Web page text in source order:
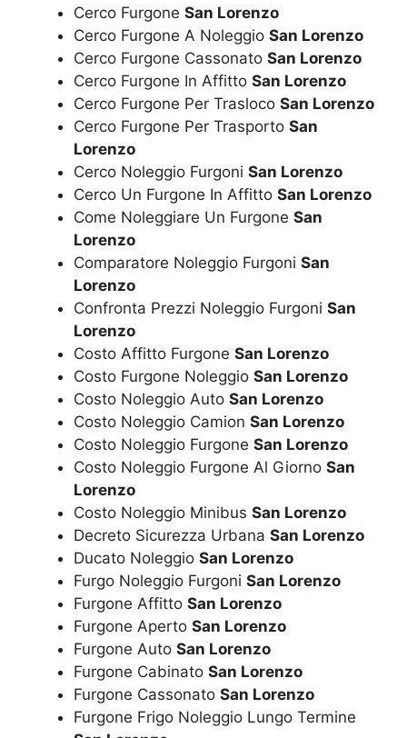
Cerco Furgone San Lorenzo
Cerco Furgone A Noleggio San Lorenzo
Cerco Furgone Cassonato San Lorenzo
Cerco Furgone In Affitto San Lorenzo
Cerco Furgone Per Trasloco San Lorenzo
Cerco Furgone Per Trasporto San
Lorenzo
Cerco Noleggio Furgoni San Lorenzo
Cerco Un Furgone In Affitto San Lorenzo
Come Noleggiare Un Furgone San
Lorenzo
Comparatore Noleggio Furgoni San
Lorenzo
Confronta Prezzi Noleggio Furgoni San
Lorenzo
Costo Affitto Furgone San Lorenzo
Costo Furgone Noleggio San Lorenzo
Costo Noleggio Auto San Lorenzo
Costo Noleggio Camion San Lorenzo
Costo Noleggio Furgone San Lorenzo
Costo Noleggio Furgone Al Giorno San
Lorenzo
Costo Noleggio Minibus San Lorenzo
Decreto Sicurezza Urbana San Lorenzo
Ducato Noleggio San Lorenzo
Furgo Noleggio Furgoni San Lorenzo
Furgone Affitto San Lorenzo
Furgone Aperto San Lorenzo
Furgone Auto San Lorenzo
Furgone Cabinato San Lorenzo
Furgone Cassonato San Lorenzo
Furgone Frigo Noleggio Lungo Termine